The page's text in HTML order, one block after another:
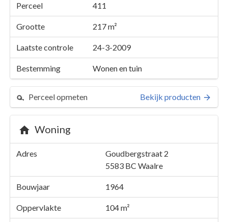
Perceel 411
Grootte 217 m²
Laatste controle 24-3-2009
Bestemming Wonen en tuin
Perceel opmeten Bekijk producten
Woning
Adres
Goudbergstraat 2
5583 BC Waalre
Bouwjaar 1964
Oppervlakte 104 m²
Perceel 411
Kaarten en rapporten